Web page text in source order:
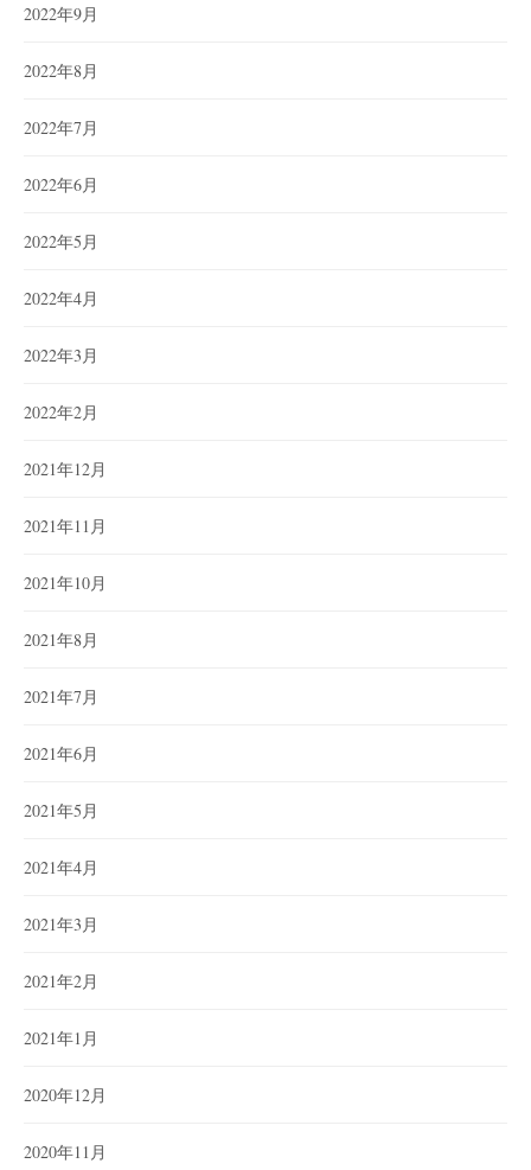
2022年9月
2022年8月
2022年7月
2022年6月
2022年5月
2022年4月
2022年3月
2022年2月
2021年12月
2021年11月
2021年10月
2021年8月
2021年7月
2021年6月
2021年5月
2021年4月
2021年3月
2021年2月
2021年1月
2020年12月
2020年11月